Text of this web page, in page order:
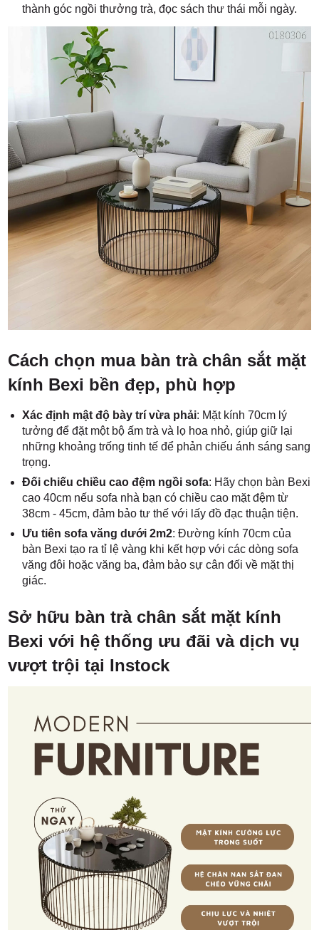
thành góc ngồi thưởng trà, đọc sách thư thái mỗi ngày.
Cách chọn mua bàn trà chân sắt mặt
kính Bexi bền đẹp, phù hợp
Xác định mật độ bày trí vừa phải: Mặt kính 70cm lý
tưởng để đặt một bộ ấm trà và lọ hoa nhỏ, giúp giữ lại
những khoảng trống tinh tế để phản chiếu ánh sáng sang
trọng.
Đối chiếu chiều cao đệm ngồi sofa: Hãy chọn bàn Bexi
cao 40cm nếu sofa nhà bạn có chiều cao mặt đệm từ
38cm - 45cm, đảm bảo tư thế với lấy đồ đạc thuận tiện.
Ưu tiên sofa văng dưới 2m2: Đường kính 70cm của
bàn Bexi tạo ra tỉ lệ vàng khi kết hợp với các dòng sofa
văng đôi hoặc văng ba, đảm bảo sự cân đối về mặt thị
giác.
Sở hữu bàn trà chân sắt mặt kính
Bexi với hệ thống ưu đãi và dịch vụ
vượt trội tại Instock